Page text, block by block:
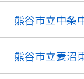
熊谷市立中条
熊谷市立妻沼